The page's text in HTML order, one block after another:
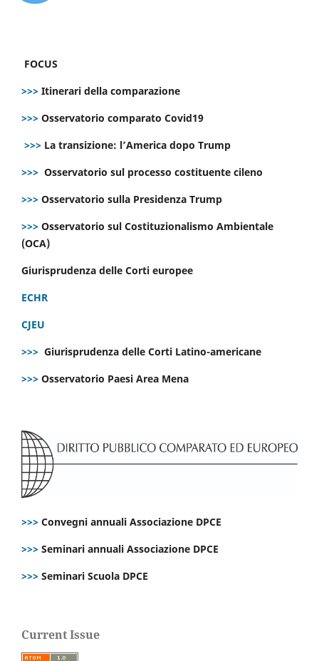
FOCUS
>>> Itinerari della comparazione
>>> Osservatorio comparato Covid19
>>> La transizione: l’America dopo Trump
>>> Osservatorio sul processo costituente cileno
>>> Osservatorio sulla Presidenza Trump
>>> Osservatorio sul Costituzionalismo Ambientale
(OCA)
Giurisprudenza delle Corti europee
ECHR
CJEU
>>> Giurisprudenza delle Corti Latino-americane
>>> Osservatorio Paesi Area Mena
>>> Convegni annuali Associazione DPCE
>>> Seminari annuali Associazione DPCE
>>> Seminari Scuola DPCE
Current Issue